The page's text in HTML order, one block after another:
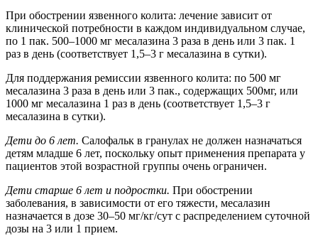
При обострении язвенного колита: лечение зависит от
клинической потребности в каждом индивидуальном случае,
по 1 пак. 500–1000 мг месалазина 3 раза в день или 3 пак. 1
раз в день (соответствует 1,5–3 г месалазина в сутки).
Для поддержания ремиссии язвенного колита: по 500 мг
месалазина 3 раза в день или 3 пак., содержащих 500мг, или
1000 мг месалазина 1 раз в день (соответствует 1,5–3 г
месалазина в сутки).
Дети до 6 лет. Салофальк в гранулах не должен назначаться
детям младше 6 лет, поскольку опыт применения препарата у
пациентов этой возрастной группы очень ограничен.
Дети старше 6 лет и подростки. При обострении
заболевания, в зависимости от его тяжести, месалазин
назначается в дозе 30–50 мг/кг/сут с распределением суточной
дозы на 3 или 1 прием.